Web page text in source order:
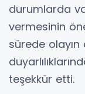
durumlarda
vermesinin
sürede
teşekkür etti.